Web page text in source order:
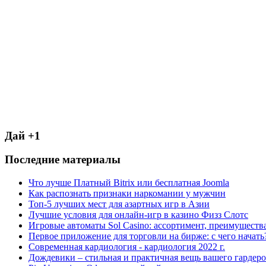
Дай +1
Последние материалы
Что лучше Платный Bitrix или бесплатная Joomla
Как распознать признаки наркомании у мужчин
Топ-5 лучших мест для азартных игр в Азии
Лучшие условия для онлайн-игр в казино Физз Слотс
Игровые автоматы Sol Casino: ассортимент,
Первое приложение для торговли на бирже: с чего
Современная кардиология - кардиология 2022 г.
Дождевики – стильная и практичная вещь вашего